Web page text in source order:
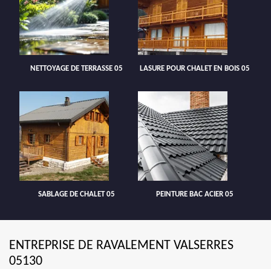
NETTOYAGE DE TERRASSE 05 LASURE POUR CHALET EN BOIS 05
SABLAGE DE CHALET 05 PEINTURE BAC ACIER 05
ENTREPRISE DE RAVALEMENT VALSERRES
05130